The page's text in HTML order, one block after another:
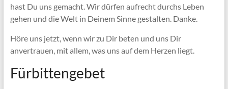
hast Du uns gemacht. Wir dürfen aufrecht durchs Leben
gehen und die Welt in Deinem Sinne gestalten. Danke.
Höre uns jetzt, wenn wir zu Dir beten und uns Dir
anvertrauen, mit allem, was uns auf dem Herzen liegt.
Fürbittengebet